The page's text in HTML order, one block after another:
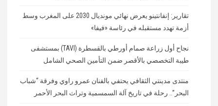
تقارير: إنفانتينو يعرض نهائي مونديال 2030 على المغرب وسط
أزمة تهدد مستقبله في رئاسة «فيفا»
نجاح أول زراعة صمام أورطي بالقسطرة (TAVI) بمستشفى
طيبة التخصصي بالأقصر ضمن التأمين الصحي الشامل
منتدى مدينتي الثقافي يحتفي بالفنان عمرو راوي وفرقة “شباب
البحر”.. رحلة في تاريخ آلة السمسمية وتراث البحر الأحمر